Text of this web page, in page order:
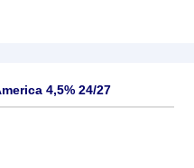
4,5% 24/27